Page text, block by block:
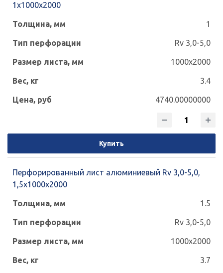
1х1000х2000
1
Rv 3,0-5,0
1000x2000
3.4
4740.00000000
Купить
Перфорированный лист алюминиевый Rv 3,0-5,0,
1,5х1000х2000
1.5
Rv 3,0-5,0
1000x2000
3.7